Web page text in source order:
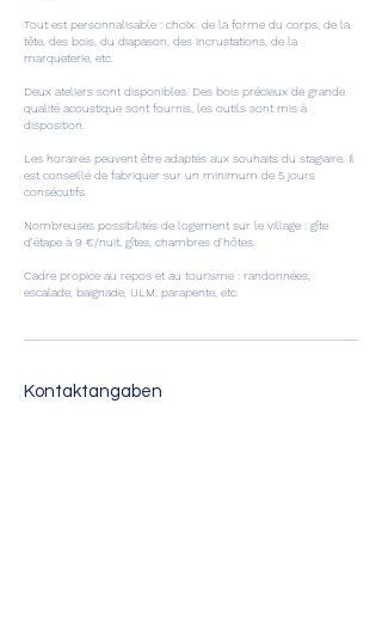
Tout est personnalisable : choix de la forme du corps, de la
tête, des bois, du diapason, des incrustations, de la
marqueterie, etc.
Deux ateliers sont disponibles. Des bois précieux de grande
qualité acoustique sont fournis, les outils sont mis à
disposition.
Les horaires peuvent être adaptés aux souhaits du stagiaire. Il
est conseillé de fabriquer sur un minimum de 5 jours
consécutifs.
Nombreuses possibilités de logement sur le village : gîte
d'étape à 9 €/nuit, gîtes, chambres d'hôtes.
Cadre propice au repos et au tourisme : randonnées,
escalade, baignade, ULM, parapente, etc.
Kontaktangaben